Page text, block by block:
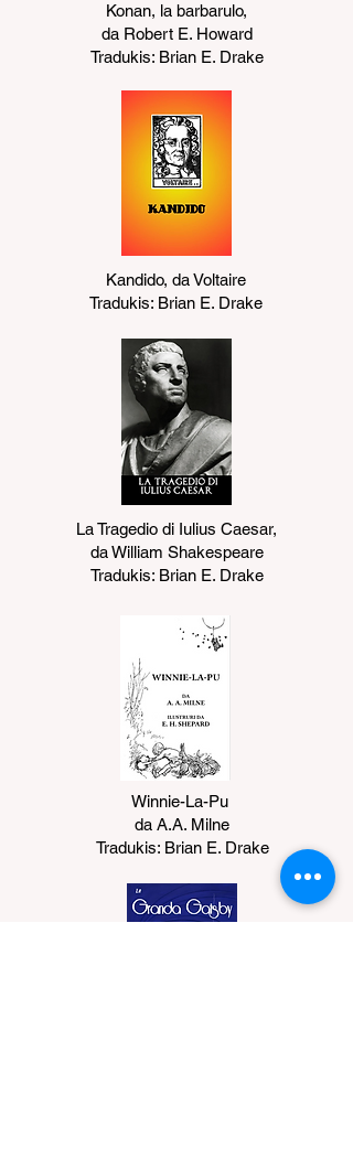
Konan, la barbarulo,
da Robert E. Howard
Tradukis: Brian E. Drake
Kandido, da Voltaire
Tradukis: Brian E. Drake
La Tragedio di Iulius Caesar,
da William Shakespeare
Tradukis: Brian E. Drake
Winnie-La-Pu
da A.A. Milne
Tradukis: Brian E. Drake